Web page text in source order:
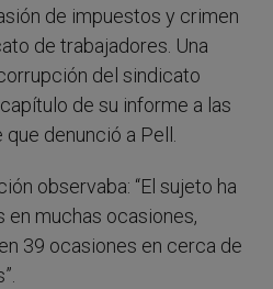
de impuestos y crimen
de trabajadores. Una
del sindicato
de su informe a las
denunció a Pell.
observaba: “El sujeto ha
en muchas ocasiones,
39 ocasiones en cerca de